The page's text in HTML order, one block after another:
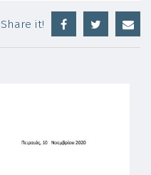
Share it!